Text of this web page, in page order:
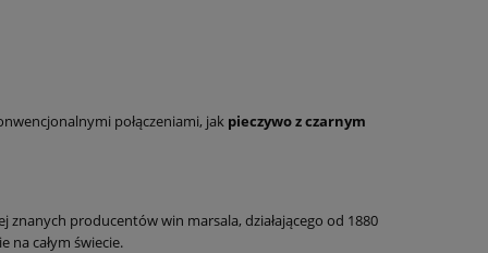
połączeniami, jak pieczywo z czarnym
znanych producentów win marsala, działającego od 1880
na całym świecie.